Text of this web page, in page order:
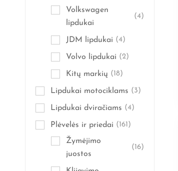
Volkswagen
lipdukai
(4)
JDM lipdukai (4)
Volvo lipdukai (2)
Kitų markių (18)
Lipdukai motociklams (3)
Lipdukai dviračiams (4)
Plėvelės ir priedai (161)
Žymėjimo
juostos
(16)